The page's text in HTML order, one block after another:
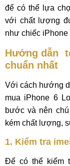
để có thể lựa
với chất lượng
như chiếc iPhone
Hướng dẫn
chuẩn nhất
Với cách hướng
mua iPhone 6
bước và nên
kém chất lượng,
1. Kiểm tra
Để có thể kiểm